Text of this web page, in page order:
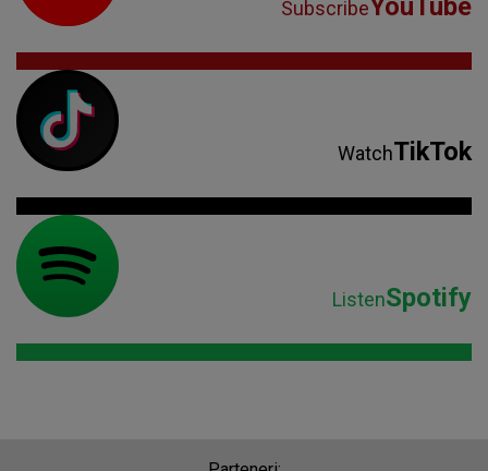
Subscribe
WatchTikTok
ListenSpotify